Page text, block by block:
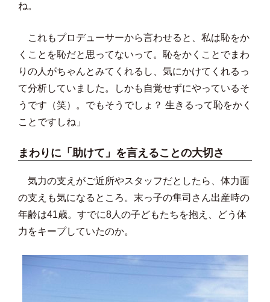
ね。
これもプロデューサーから言わせると、私は恥をか
くことを恥だと思ってないって。恥をかくことでまわ
りの人がちゃんとみてくれるし、気にかけてくれるっ
て分析していました。しかも自覚せずにやっているそ
うです（笑）。でもそうでしょ？ 生きるって恥をかく
ことですしね」
まわりに「助けて」を言えることの大切さ
気力の支えがご近所やスタッフだとしたら、体力面
の支えも気になるところ。末っ子の隼司さん出産時の
年齢は41歳。すでに8人の子どもたちを抱え、どう体
力をキープしていたのか。